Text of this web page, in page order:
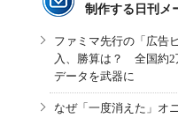
制作する日刊メ
ファミマ先行の「広告
入、勝算は？ 全国約2
データを武器に
なぜ「一度消えた」オ